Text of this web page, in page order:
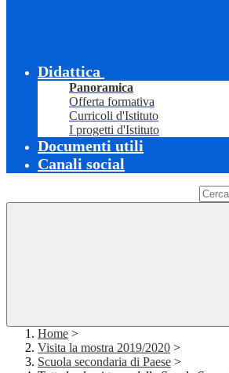
Didattica
Panoramica
Offerta formativa
Curricoli d'Istituto
I progetti d'Istituto
Documenti utili
Canali social
Home >
Visita la mostra 2019/2020 >
Scuola secondaria di Paese >